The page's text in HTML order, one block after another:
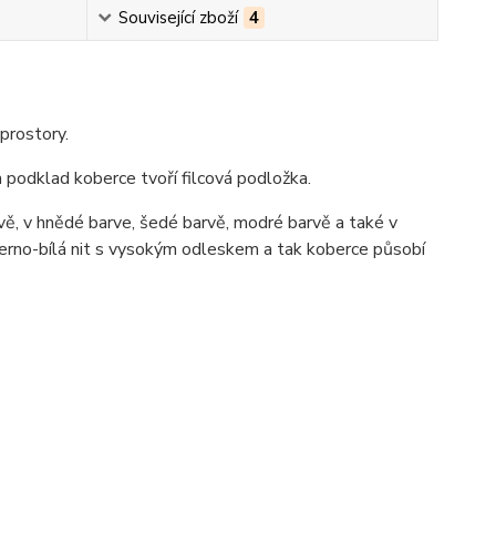
Související zboží 4
koberce tvoří filcová podložka.
v hnědé barve, šedé barvě, modré barvě a také v
bílá nit s vysokým odleskem a tak koberce působí